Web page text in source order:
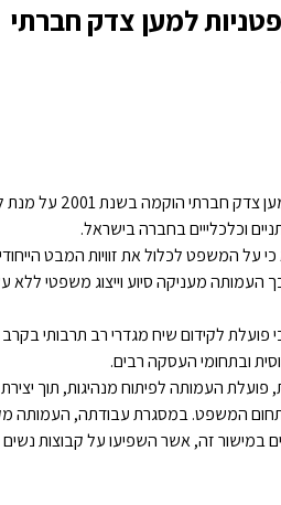
למען צדק חברתי
עמותת איתך
וכלכלייים בחברה בישראל.
על המשפט לכלול את זוויות המבט
העמותה מעניקה סיוע וייצוג משפטי
לקידום שיח מגדרי רב תרבותי בקרב
ובתחומי העסקה רבים.
העמותה לפיתוח מנהיגות, תוך
בתחום המשפט. במסגרת עבודתה,
במישור זה, אשר השפיעו על קבוצות נשים